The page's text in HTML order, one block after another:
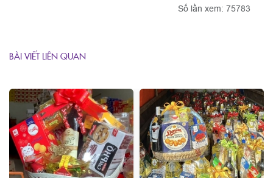
Số lần xem: 75783
BÀI VIẾT LIÊN QUAN